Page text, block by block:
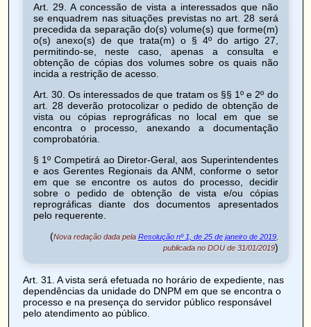
Art. 29. A concessão de vista a interessados que não
se enquadrem nas situações previstas no art. 28 será
precedida da separação do(s) volume(s) que forme(m)
o(s) anexo(s) de que trata(m) o § 4º do artigo 27,
permitindo-se, neste caso, apenas a consulta e
obtenção de cópias dos volumes sobre os quais não
incida a restrição de acesso.
Art. 30. Os interessados de que tratam os §§ 1º e 2º do
art. 28 deverão protocolizar o pedido de obtenção de
vista ou cópias reprográficas no local em que se
encontra o processo, anexando a documentação
comprobatória.
§ 1º Competirá ao Diretor-Geral, aos Superintendentes
e aos Gerentes Regionais da ANM, conforme o setor
em que se encontre os autos do processo, decidir
sobre o pedido de obtenção de vista e/ou cópias
reprográficas diante dos documentos apresentados
pelo requerente.
(Nova redação dada pela Resolução nº 1, de 25 de janeiro de 2019,
publicada no DOU de 31/01/2019)
Art. 31
. A vista será efetuada no horário de expediente, nas
dependências da unidade do DNPM em que se encontra o
processo e na presença do servidor público responsável
pelo atendimento ao público.